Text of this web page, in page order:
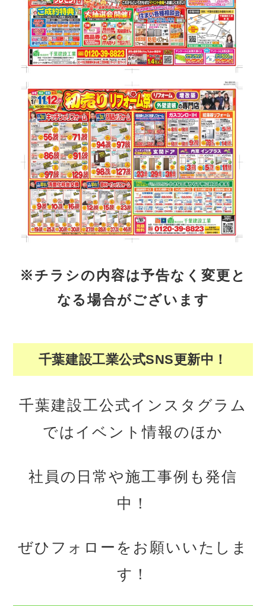
※チラシの内容は予告なく変更と
なる場合がございます
千葉建設工業公式SNS更新中！
千葉建設工公式インスタグラム
ではイベント情報のほか
社員の日常や施工事例も発信
中！
ぜひフォローをお願いいたしま
す！